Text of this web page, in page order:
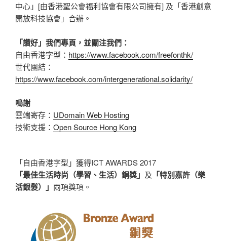
中心」[由香港聖公會福利協會有限公司擁有] 及「香港創意
開放科技協會」合辦。
「讚好」我們專頁，並關注我們：
自由香港字型： https://www.facebook.com/freefonthk/
世代團結：
https://www.facebook.com/intergenerational.solidarity/
鳴謝
雲端寄存： UDomain Web Hosting
技術支援： Open Source Hong Kong
「自由香港字型」獲得ICT AWARDS 2017
「最佳生活時尚（學習、生活）銅獎」 及 「特別嘉許（樂
活銀髮）」 兩項獎項。